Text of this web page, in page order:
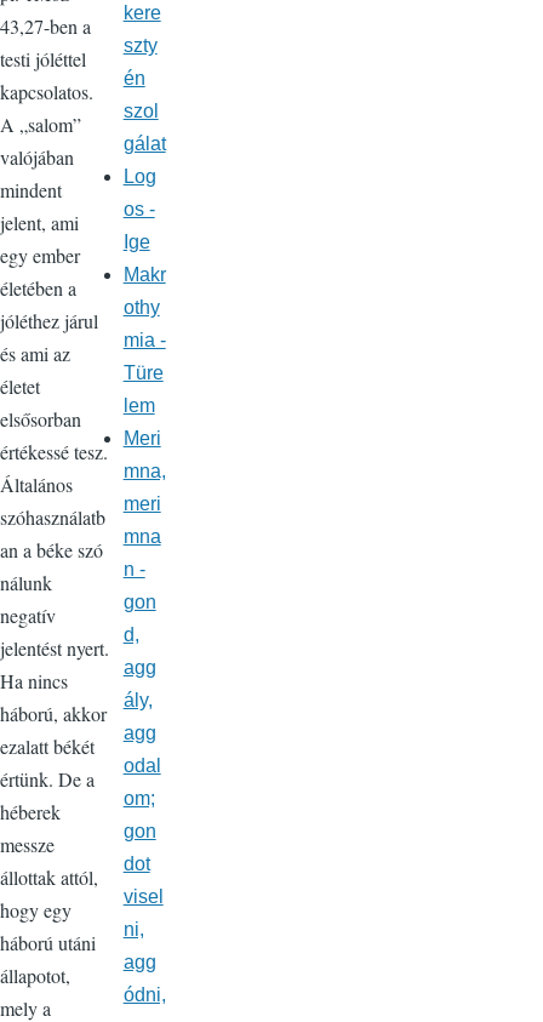
43,27-ben a
testi jóléttel
kapcsolatos.
A „salom”
valójában
mindent
jelent, ami
egy ember
életében a
jóléthez járul
és ami az
életet
elsősorban
értékessé tesz.
Általános
szóhasználatb
an a béke szó
nálunk
negatív
jelentést nyert.
Ha nincs
háború, akkor
ezalatt békét
értünk. De a
héberek
messze
állottak attól,
hogy egy
háború utáni
állapotot,
mely a
kere
szty
én
szol
gálat
Log
os -
Ige
Makr
othy
mia -
Türe
lem
Meri
mna,
meri
mna
n -
gon
d,
agg
ály,
agg
odal
om;
gon
dot
visel
ni,
agg
ódni,